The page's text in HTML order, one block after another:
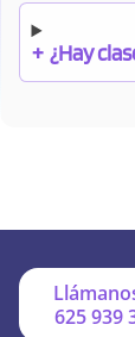
+ ¿Hay
625 939